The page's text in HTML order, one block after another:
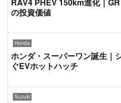
の投資価値
Honda
ホンダ・スーパーワン誕生｜
ぐEVホットハッチ
Suzuki